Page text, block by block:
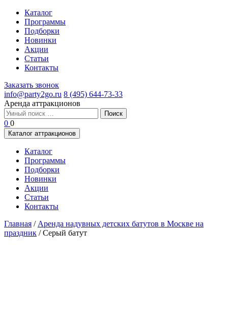
Каталог
Программы
Подборки
Новинки
Акции
Статьи
Контакты
Заказать звонок
info@party2go.ru 8 (495) 644-73-33
Аренда аттракционов
Найти:
0 0
Каталог аттракционов
Каталог
Программы
Подборки
Новинки
Акции
Статьи
Контакты
Главная / Аренда надувных детских батутов в Москве на
праздник /Серый батут